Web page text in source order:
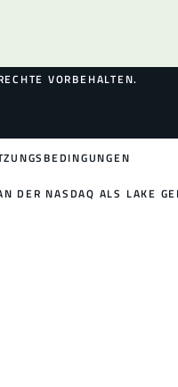
VORBEHALTEN.
DER NASDAQ ALS LAKE